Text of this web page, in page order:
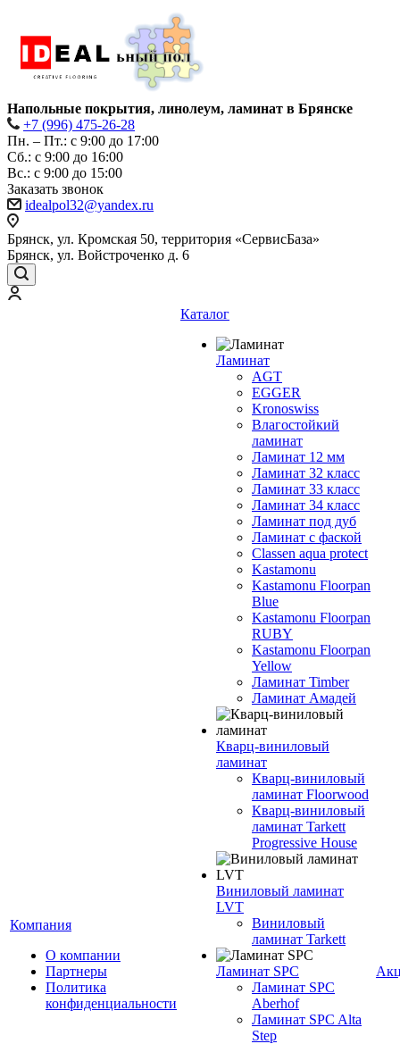
Напольные покрытия, линолеум, ламинат в Брянске
+7 (996) 475-26-28
Пн. – Пт.: с 9:00 до 17:00
Сб.: с 9:00 до 16:00
Bc.: с 9:00 до 15:00
Заказать звонок
idealpol32@yandex.ru
Брянск, ул. Кромская 50, территория «СервисБаза»
Брянск, ул. Войстроченко д. 6
Компания
О компании
Партнеры
Политика
конфиденциальности
Каталог
Ламинат
AGT
EGGER
Kronoswiss
Влагостойкий
ламинат
Ламинат 12 мм
Ламинат 32 класс
Ламинат 33 класс
Ламинат 34 класс
Ламинат под дуб
Ламинат с фаской
Classen aqua protect
Kastamonu
Kastamonu Floorpan
Blue
Kastamonu Floorpan
RUBY
Kastamonu Floorpan
Yellow
Ламинат Timber
Ламинат Амадей
Кварц-виниловый
ламинат
Кварц-виниловый
ламинат Floorwood
Кварц-виниловый
ламинат Tarkett
Progressive House
Виниловый ламинат
LVT
Виниловый
ламинат Tarkett
Ламинат SPC
Ламинат SPC
Aberhof
Ламинат SPC Alta
Step